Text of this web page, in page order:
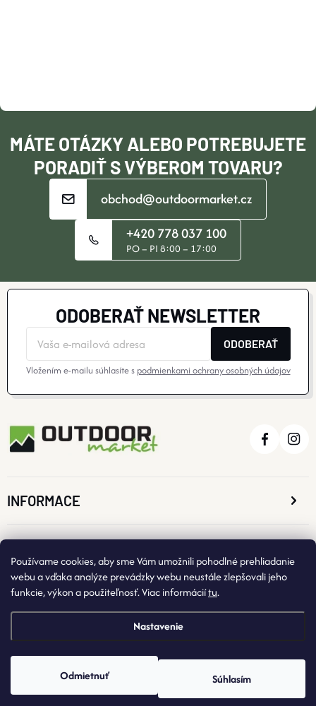
Používame cookies, aby sme Vám umožnili pohodlné prehliadanie
webu a vďaka analýze prevádzky webu neustále zlepšovali jeho
funkcie, výkon a použiteľnosť. Viac informáciítu.
Nastavenie
Odmietnuť Súhlasím
T
MÁTE OTÁZKY ALEBO POTREBUJETE
PORADIŤ S VÝBEROM TOVARU?
obchod@outdoormarket.cz
+420 778 037 100
PO – PI 8:00 – 17:00
ODOBERAŤ NEWSLETTER
ODOBERAŤ
Vložením e-mailu súhlasíte s podmienkami ochrany osobných údajov
INFORMACE
KONTAKTNÉ ÚDAJE
Copyright 2026OutdoorMarket . Všetky práva vyhradené.